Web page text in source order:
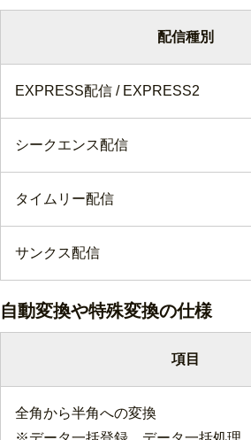
配信種別
EXPRESS配信 / EXPRESS2
シークエンス配信
タイムリー配信
サンクス配信
自動変換や特殊変換の仕様
項目
全角から半角への変換